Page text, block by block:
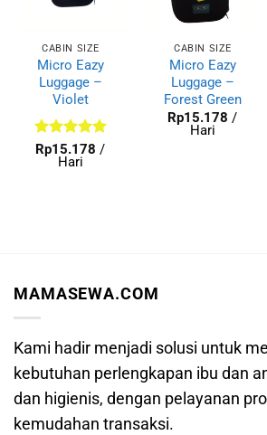
CABIN SIZE
Micro Eazy
Luggage –
Violet
Dinilai5
dari 5
Rp15.178 /
Hari
CABIN SIZE
Micro Eazy
Luggage –
Forest Green
Rp15.178 /
Hari
MAMASEWA.COM
Kami hadir menjadi solusi untuk
kebutuhan perlengkapan ibu dan
dan higienis, dengan pelayanan
kemudahan transaksi.